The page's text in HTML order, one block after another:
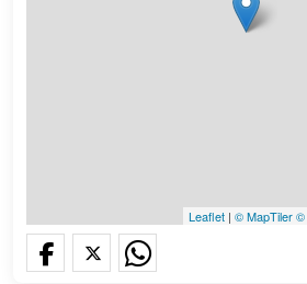
Leaflet | © MapTiler©